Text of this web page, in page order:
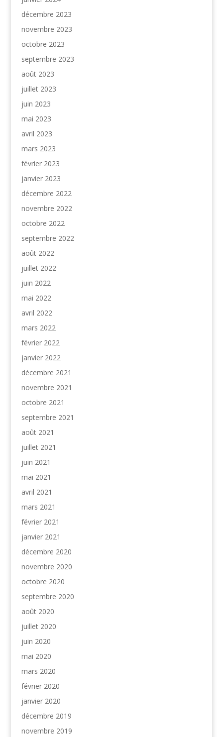
décembre 2023
novembre 2023
octobre 2023
septembre 2023
août 2023
juillet 2023
juin 2023
mai 2023
avril 2023
mars 2023
février 2023
janvier 2023
décembre 2022
novembre 2022
octobre 2022
septembre 2022
août 2022
juillet 2022
juin 2022
mai 2022
avril 2022
mars 2022
février 2022
janvier 2022
décembre 2021
novembre 2021
octobre 2021
septembre 2021
août 2021
juillet 2021
juin 2021
mai 2021
avril 2021
mars 2021
février 2021
janvier 2021
décembre 2020
novembre 2020
octobre 2020
septembre 2020
août 2020
juillet 2020
juin 2020
mai 2020
mars 2020
février 2020
janvier 2020
décembre 2019
novembre 2019